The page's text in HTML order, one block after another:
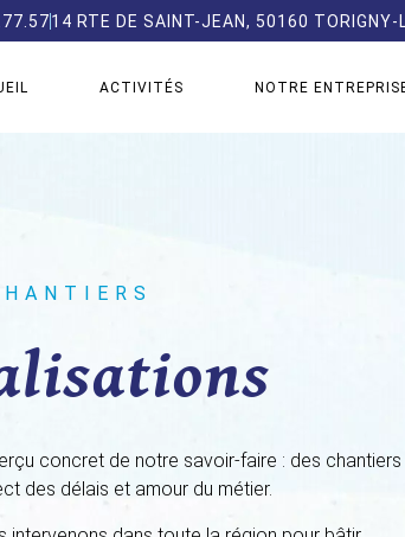
14 RTE DE SAINT-JEAN, 50160 TORIGNY-
ACTIVITÉS NOTRE
concret de notre savoir-faire : des chantiers
des délais et amour du métier.